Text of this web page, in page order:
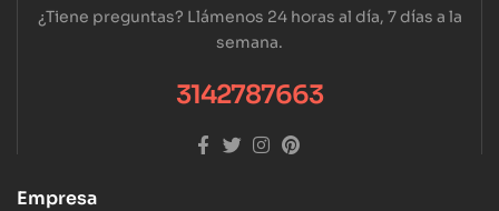
¿Tiene preguntas? Llámenos 24 horas al día, 7 días a la
semana.
3142787663
Empresa